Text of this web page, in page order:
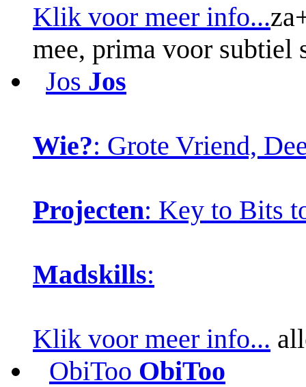
Klik voor meer info...
mee, prima voor subtiel
Jos Jos
Wie?: Grote Vriend,
Projecten: Key to Bits
Madskills:
Klik voor meer info...
ObiToo ObiToo